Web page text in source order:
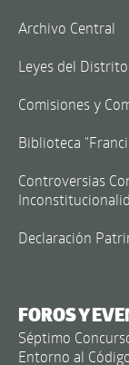
Archivo Central
Leyes del
Comisiones y
Biblioteca
Controversias
Declaración
FOROS Y
Séptimo
Entorno al